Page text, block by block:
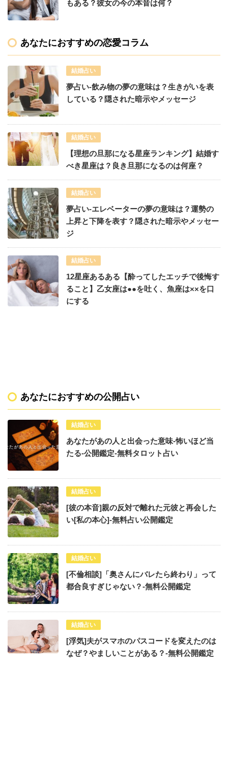
もある？彼女の今の本音は何？
あなたにおすすめの恋愛コラム
結婚占い
夢占い-飲み物の夢の意味は？生きがいを表
している？隠された暗示やメッセージ
結婚占い
【理想の旦那になる星座ランキング】結婚す
べき星座は？良き旦那になるのは何座？
結婚占い
夢占い-エレベーターの夢の意味は？運勢の
上昇と下降を表す？隠された暗示やメッセー
ジ
結婚占い
12星座あるある【酔ってしたエッチで後悔す
ること】乙女座は●●を吐く、魚座は××を口
にする
あなたにおすすめの公開占い
結婚占い
あなたがあの人と出会った意味-怖いほど当
たる-公開鑑定-無料タロット占い
結婚占い
[彼の本音]親の反対で離れた元彼と再会した
い[私の本心]-無料占い公開鑑定
結婚占い
[不倫相談]「奥さんにバレたら終わり」って
都合良すぎじゃない？-無料公開鑑定
結婚占い
[浮気]夫がスマホのパスコードを変えたのは
なぜ？やましいことがある？-無料公開鑑定